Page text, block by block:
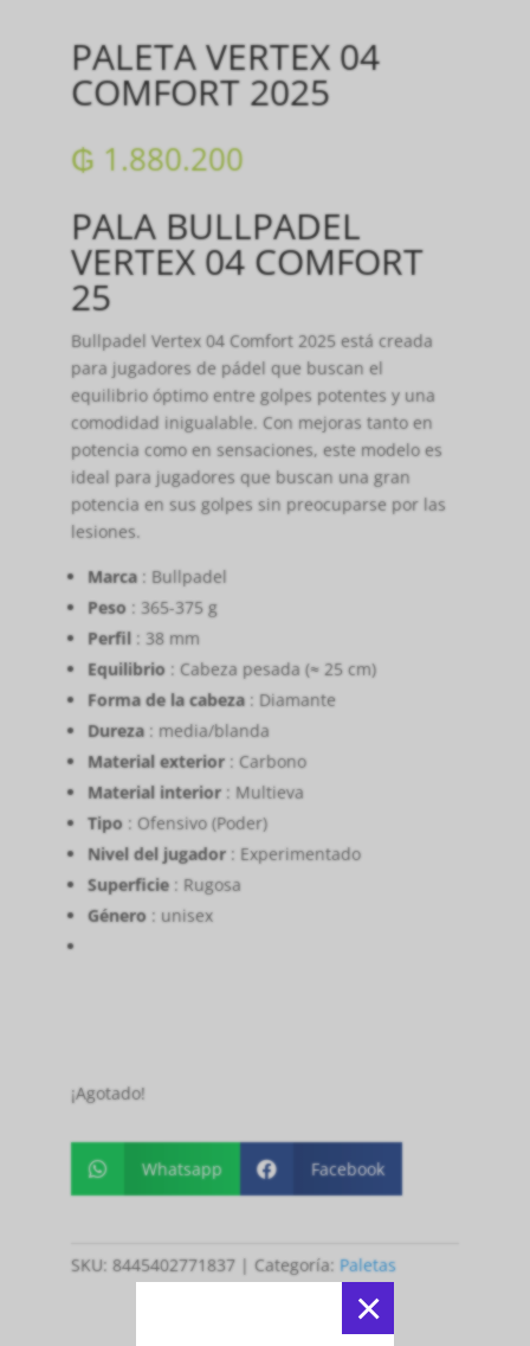
×
PALETA VERTEX 04
COMFORT 2025
₲ 1.880.200
PALA BULLPADEL
VERTEX 04 COMFORT
25
Bullpadel Vertex 04 Comfort 2025 está creada
para jugadores de pádel que buscan el
equilibrio óptimo entre golpes potentes y una
comodidad inigualable. Con mejoras tanto en
potencia como en sensaciones, este modelo es
ideal para jugadores que buscan una gran
potencia en sus golpes sin preocuparse por las
lesiones.
Marca: Bullpadel
Peso: 365-375 g
Perfil: 38 mm
Equilibrio: Cabeza pesada (≈ 25 cm)
Forma de la cabeza: Diamante
Dureza: media/blanda
Material exterior: Carbono
Material interior: Multieva
Tipo: Ofensivo (Poder)
Nivel del jugador: Experimentado
Superficie: Rugosa
Género: unisex
¡Agotado!
 Whatsapp  Facebook
SKU: 8445402771837 Categoría: Paletas